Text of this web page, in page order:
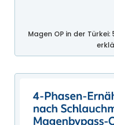
Magen OP in der